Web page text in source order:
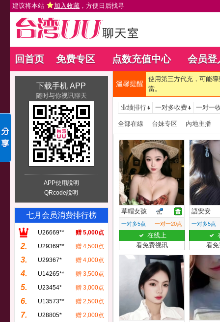
建议将本站 加入收藏 ，方便日后找寻
回首页 免费专区 点数充值中心 会员登
下载手机 APP
随时与你视讯聊天
APP使用說明
QRcode說明
七月会员消费排行榜
U26669** 赠 5,000点
2. U29369** 赠 4,500点
3. U29367* 赠 4,000点
4. U14265** 赠 3,500点
5. U23454* 赠 3,000点
6. U13573** 赠 2,500点
7. U28805* 赠 2,000点
溫馨提醒
使用第三方代充，可能
當。
业绩排行 一对多收费 一对一
全部在線 台妹专区 內地主播
草帽女孩
一对多5点 一对一20点
在线上
看免费视讯
語安安
一对多5点
看